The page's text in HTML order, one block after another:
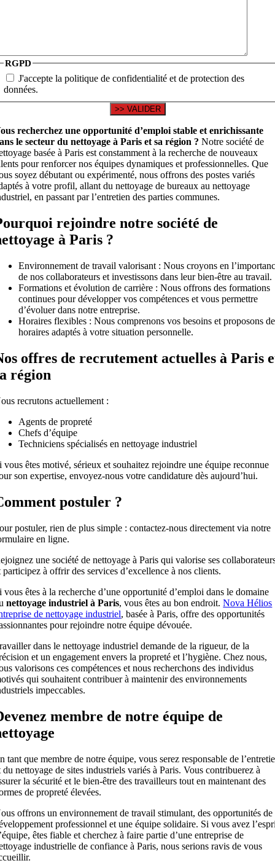
RGPD
J'accepte la politique de confidentialité et de protection des
données.
recherchez une opportunité d’emploi stable et enrichissante
le secteur du nettoyage à Paris et sa région ? Notre société de
basée à Paris est constamment à la recherche de nouveaux
pour renforcer nos équipes dynamiques et professionnelles. Que
soyez débutant ou expérimenté, nous offrons des postes variés
à votre profil, allant du nettoyage de bureaux au nettoyage
en passant par l’entretien des parties communes.
rejoindre notre société de
à Paris ?
Environnement de travail valorisant : Nous croyons en
de nos collaborateurs et investissons dans leur bien-être au travail.
Formations et évolution de carrière : Nous offrons des formations
continues pour développer vos compétences et vous permettre
d’évoluer dans notre entreprise.
Horaires flexibles : Nous comprenons vos besoins et proposons
horaires adaptés à votre situation personnelle.
offres de recrutement actuelles à Paris
région
recrutons actuellement :
Agents de propreté
Chefs d’équipe
Techniciens spécialisés en nettoyage industriel
vous êtes motivé, sérieux et souhaitez rejoindre une équipe reconnue
son expertise, envoyez-nous votre candidature dès aujourd’hui.
postuler ?
postuler, rien de plus simple : contactez-nous directement via notre
en ligne.
une société de nettoyage à Paris qui valorise ses
participez à offrir des services d’excellence à nos clients.
vous êtes à la recherche d’une opportunité d’emploi dans le domaine
nettoyage industriel à Paris, vous êtes au bon endroit.Nova Hélios
de nettoyage industriel, basée à Paris, offre des opportunités
pour rejoindre notre équipe dévouée.
dans le nettoyage industriel demande de la rigueur, de la
et un engagement envers la propreté et l’hygiène. Chez nous,
valorisons ces compétences et nous recherchons des individus
qui souhaitent contribuer à maintenir des environnements
impeccables.
membre de notre équipe de
tant que membre de notre équipe, vous serez responsable de
du nettoyage de sites industriels variés à Paris. Vous contribuerez à
la sécurité et le bien-être des travailleurs tout en maintenant des
de propreté élevées.
offrons un environnement de travail stimulant, des opportunités de
professionnel et une équipe solidaire. Si vous avez
êtes fiable et cherchez à faire partie d’une entreprise de
industrielle de confiance à Paris, nous serions ravis de vous